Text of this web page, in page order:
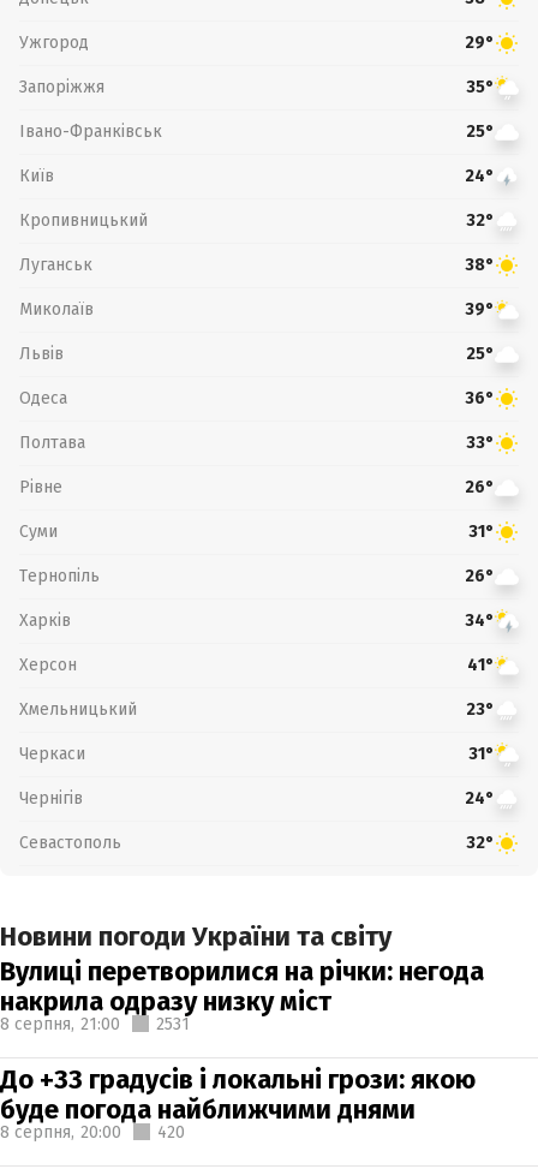
Ужгород 29°
Запоріжжя 35°
Івано-Франківськ 25°
Київ 24°
Кропивницький 32°
Луганськ 38°
Миколаїв 39°
Львів 25°
Одеса 36°
Полтава 33°
Рівне 26°
Суми 31°
Тернопіль 26°
Харків 34°
Херсон 41°
Хмельницький 23°
Черкаси 31°
Чернігів 24°
Севастополь 32°
Новини погоди України та світу
Вулиці перетворилися на річки: негода
накрила одразу низку міст
8 серпня, 21:00 2531
До +33 градусів і локальні грози: якою
буде погода найближчими днями
8 серпня, 20:00 420